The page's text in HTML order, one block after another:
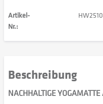
Artikel-
Nr.:
Beschreibung
NACHHALTIGE